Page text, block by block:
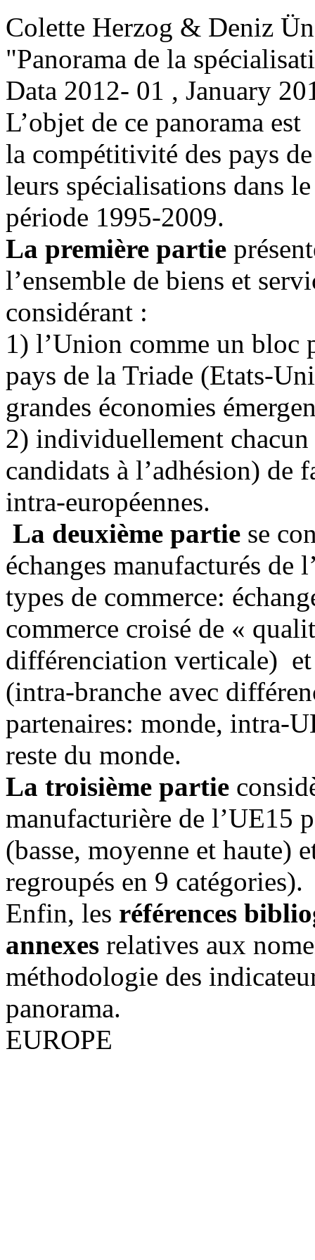
Colette Herzog & Deniz
"Panorama de la
Data 2012- 01 , January
L’objet de ce panorama
la compétitivité des pays
leurs spécialisations dans
période 1995-2009.
La première partie
l’ensemble de biens et
considérant :
1) l’Union comme un bloc
pays de la Triade (Etats-
grandes économies
2) individuellement chacun
candidats à l’adhésion) de
intra-européennes.
La deuxième partie se
échanges manufacturés de
types de commerce:
commerce croisé de «
différenciation verticale) et
(intra-branche avec
partenaires: monde, intra-
reste du monde.
La troisième partie
manufacturière de l’UE15
(basse, moyenne et haute)
regroupés en 9 catégories).
Enfin, les références
annexes relatives aux
méthodologie des
panorama.
EUROPE